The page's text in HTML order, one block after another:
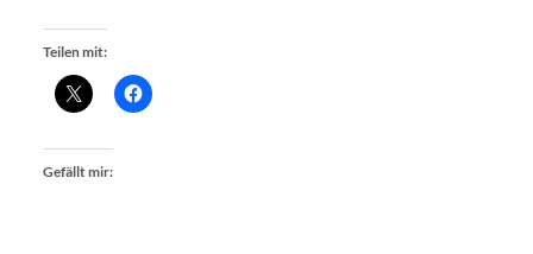
Teilen mit:
Gefällt mir: